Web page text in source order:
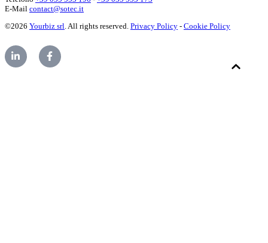
E-Mail contact@sotec.it
©2026 Yourbiz srl . All rights reserved. Privacy Policy - Cookie Policy